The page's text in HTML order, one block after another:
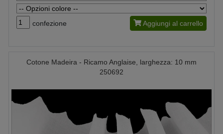
confezione Aggiungi al carrello
Cotone Madeira - Ricamo Anglaise, larghezza: 10 mm
250692